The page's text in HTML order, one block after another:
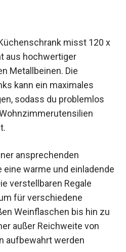
misst 120 x
aus hochwertiger
Metallbeinen. Die
kann ein maximales
sodass du problemlos
ansprechenden
eine warme und einladende
verstellbaren Regale
für verschiedene
Weinflaschen bis hin zu
außer Reichweite von
aufbewahrt werden